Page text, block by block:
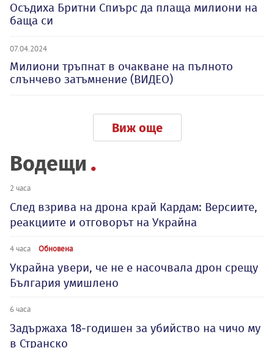
Осъдиха Бритни Спиърс да плаща милиони на
баща си
07.04.2024
Милиони тръпнат в очакване на пълното
слънчево затъмнение (ВИДЕО)
Виж още
Водещи
2 часа
След взрива на дрона край Кардам: Версиите,
реакциите и отговорът на Украйна
4 часа Обновена
Украйна увери, че не е насочвала дрон срещу
България умишлено
6 часа
Задържаха 18-годишен за убийство на чичо му
в Странско